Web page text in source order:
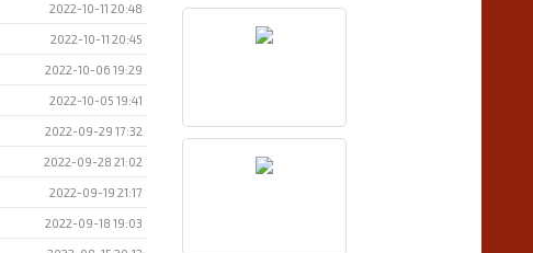
2022-10-11 20:48
2022-10-11 20:45
2022-10-06 19:29
2022-10-05 19:41
2022-09-29 17:32
2022-09-28 21:02
2022-09-19 21:17
2022-09-18 19:03